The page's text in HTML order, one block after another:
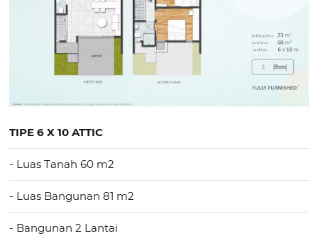
TIPE 6 X 10 ATTIC
- Luas Tanah 60 m2
- Luas Bangunan 81 m2
- Bangunan 2 Lantai